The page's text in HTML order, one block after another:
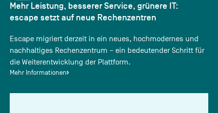
Mehr Leistung, besserer Service, grünere IT:
escape setzt auf neue Rechenzentren
Escape migriert derzeit in ein neues, hochmodernes und
nachhaltiges Rechenzentrum – ein bedeutender Schritt für
die Weiterentwicklung der Plattform.
Mehr Informationen